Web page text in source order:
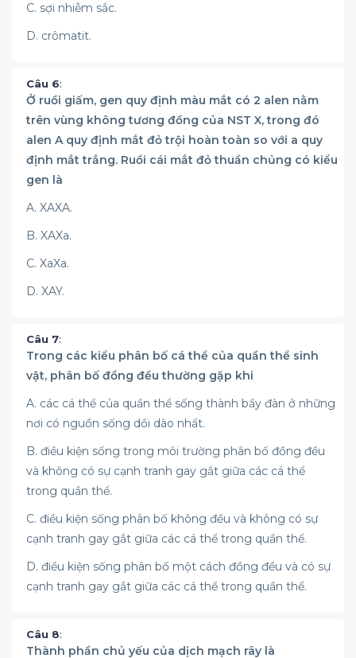
C. sợi nhiễm sắc.
D. crômatit.
Câu 6:
Ở ruồi giấm, gen quy định màu mắt có 2 alen nằm
trên vùng không tương đồng của NST X, trong đó
alen A quy định mắt đỏ trội hoàn toàn so với a quy
định mắt trắng. Ruồi cái mắt đỏ thuần chủng có kiểu
gen là
A. XAXA.
B. XAXa.
C. XaXa.
D. XAY.
Câu 7:
Trong các kiểu phân bố cá thể của quần thể sinh
vật, phân bố đồng đều thường gặp khi
A. các cá thể của quần thể sống thành bầy đàn ở những
nơi có nguồn sống dồi dào nhất.
B. điều kiện sống trong môi trường phân bố đồng đều
và không có sự cạnh tranh gay gắt giữa các cá thể
trong quần thể.
C. điều kiện sống phân bố không đều và không có sự
cạnh tranh gay gắt giữa các cá thể trong quần thể.
D. điều kiện sống phân bố một cách đồng đều và có sự
cạnh tranh gay gắt giữa các cá thể trong quần thể.
Câu 8:
Thành phần chủ yếu của dịch mạch rây là